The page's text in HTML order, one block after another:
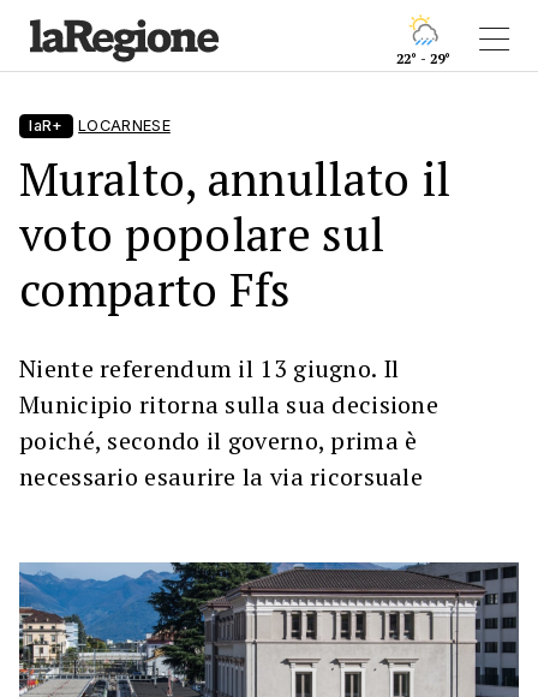
22° - 29°
laR+ LOCARNESE
Muralto, annullato il
voto popolare sul
comparto Ffs
Niente referendum il 13 giugno. Il
Municipio ritorna sulla sua decisione
poiché, secondo il governo, prima è
necessario esaurire la via ricorsuale